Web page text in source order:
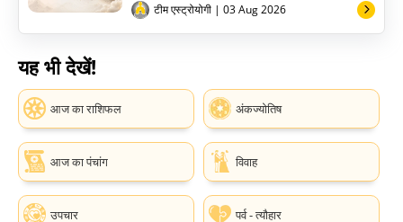
टीम एस्ट्रोयोगी | 03 Aug 2026
यह भी देखें!
आज का राशिफल अंकज्योतिष
आज का पंचांग विवाह
उपचार पर्व - त्यौहार